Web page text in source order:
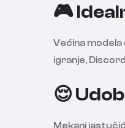
🎮
Većina
igranje,
😌
Mekani